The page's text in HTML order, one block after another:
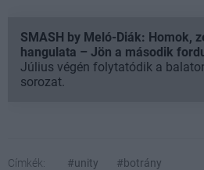
SMASH by Meló-Diák: Homok,
hangulata – Jön a második
Július végén folytatódik a
sorozat.
Címkék: #unity #botrány